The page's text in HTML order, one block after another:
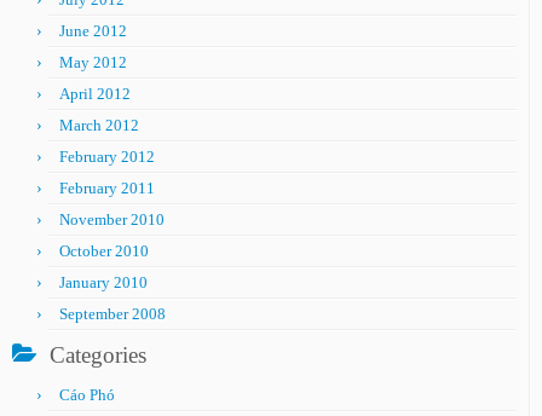
June 2012
May 2012
April 2012
March 2012
February 2012
February 2011
November 2010
October 2010
January 2010
September 2008
Categories
Cáo Phó